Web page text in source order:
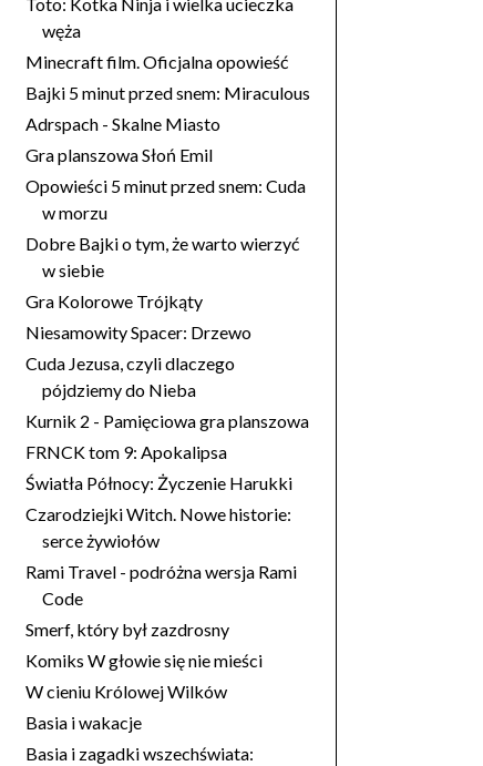
Toto: Kotka Ninja i wielka ucieczka
węża
Minecraft film. Oficjalna opowieść
Bajki 5 minut przed snem: Miraculous
Adrspach - Skalne Miasto
Gra planszowa Słoń Emil
Opowieści 5 minut przed snem: Cuda
w morzu
Dobre Bajki o tym, że warto wierzyć
w siebie
Gra Kolorowe Trójkąty
Niesamowity Spacer: Drzewo
Cuda Jezusa, czyli dlaczego
pójdziemy do Nieba
Kurnik 2 - Pamięciowa gra planszowa
FRNCK tom 9: Apokalipsa
Światła Północy: Życzenie Harukki
Czarodziejki Witch. Nowe historie:
serce żywiołów
Rami Travel - podróżna wersja Rami
Code
Smerf, który był zazdrosny
Komiks W głowie się nie mieści
W cieniu Królowej Wilków
Basia i wakacje
Basia i zagadki wszechświata: